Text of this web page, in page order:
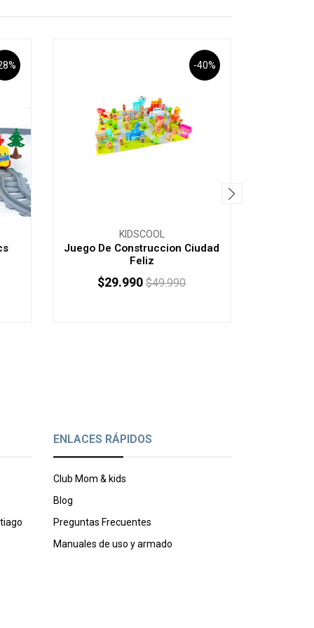
-40%
KIDSCOOL
Juego De Construccion Ciudad
Feliz
$29.990 $49.990
ENLACES RÁPIDOS
Club Mom & kids
Blog
Preguntas Frecuentes
Manuales de uso y armado